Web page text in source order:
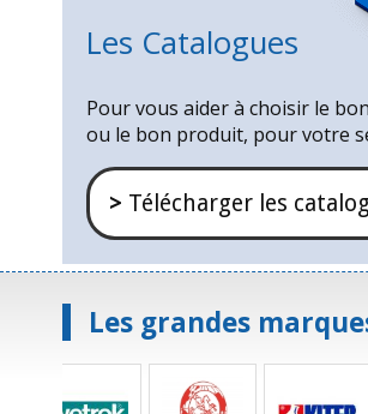
Les Catalogues
Pour vous aider à choisir le
ou le bon produit, pour votre
> Télécharger les
Les grandes